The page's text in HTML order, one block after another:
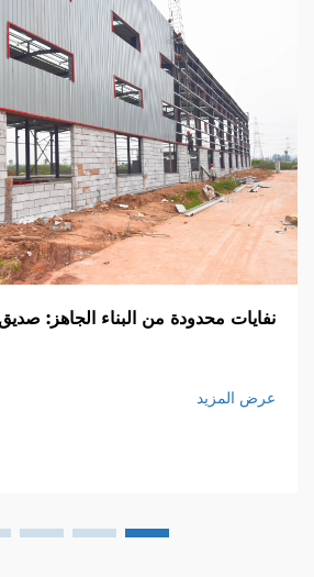
نفايات محدودة من البناء الجاهز: صديق
عرض المزيد